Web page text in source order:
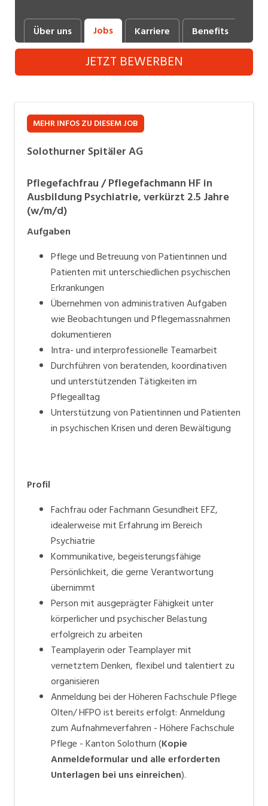
Produktion
Informatik, Telekommunikation
Kaufm. Berufe, Kundendienst, Verwaltung
Marketing, Kommunikation, Medien, Druck
Mechanik, Elektronik, Optik (Fertigung)
Sicherheit, Rettung, Polizei, Zoll
Aussendienst
Über uns Jobs Karriere Benefits
JETZT BEWERBEN
MEHR INFOS ZU DIESEM JOB
Solothurner Spitäler AG
Pflegefachfrau / Pflegefachmann HF in
Ausbildung Psychiatrie, verkürzt 2.5 Jahre
(w/m/d)
Aufgaben
Pflege und Betreuung von Patientinnen und
Patienten mit unterschiedlichen psychischen
Erkrankungen
Übernehmen von administrativen Aufgaben
wie Beobachtungen und Pflegemassnahmen
dokumentieren
Intra- und interprofessionelle Teamarbeit
Durchführen von beratenden, koordinativen
und unterstützenden Tätigkeiten im
Pflegealltag
Unterstützung von Patientinnen und Patienten
in psychischen Krisen und deren Bewältigung
Profil
Fachfrau oder Fachmann Gesundheit EFZ,
idealerweise mit Erfahrung im Bereich
Psychiatrie
Kommunikative, begeisterungsfähige
Persönlichkeit, die gerne Verantwortung
übernimmt
Person mit ausgeprägter Fähigkeit unter
körperlicher und psychischer Belastung
erfolgreich zu arbeiten
Teamplayerin oder Teamplayer mit
vernetztem Denken, flexibel und talentiert zu
organisieren
Anmeldung bei der Höheren Fachschule Pflege
Olten/ HFPO ist bereits erfolgt:Anmeldung
zum Aufnahmeverfahren - Höhere Fachschule
Pflege - Kanton Solothurn(Kopie
Anmeldeformular und alle erforderten
Unterlagen bei uns einreichen).